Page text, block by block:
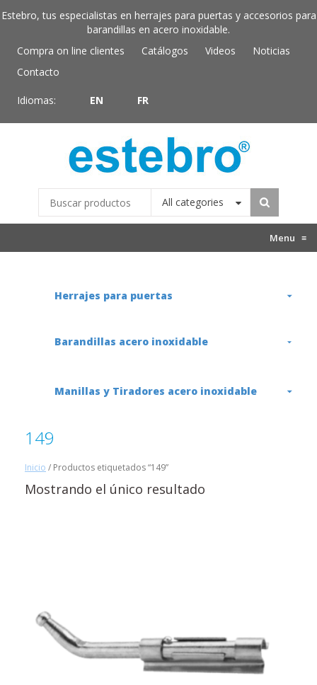
Estebro, tus especialistas en herrajes para puertas y accesorios para
barandillas en acero inoxidable.
Compra on line clientes
Catálogos Videos
Noticias
Contacto
Idiomas: EN FR
All categories
Menu ≡
Herrajes para puertas
Barandillas acero inoxidable
Manillas y Tiradores acero inoxidable
149
Inicio / Productos etiquetados “149”
Mostrando el único resultado